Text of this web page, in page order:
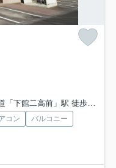
下館二高前」駅 徒歩41分
コン
バルコニー